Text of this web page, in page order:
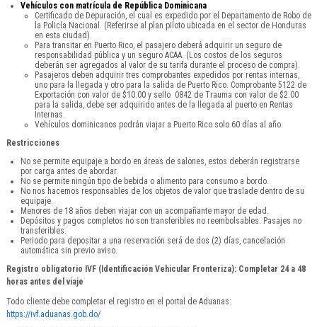
Vehículos con matrícula de República Dominicana
Certificado de Depuración, el cual es expedido por el Departamento de Robo de
la Policía Nacional. (Referirse al plan piloto ubicada en el sector de Honduras
en esta ciudad).
Para transitar en Puerto Rico, el pasajero deberá adquirir un seguro de
responsabilidad pública y un seguro ACAA. (Los costos de los seguros
deberán ser agregados al valor de su tarifa durante el proceso de compra).
Pasajeros deben adquirir tres comprobantes expedidos por rentas internas,
uno para la llegada y otro para la salida de Puerto Rico. Comprobante 5122 de
Exportación con valor de $10.00 y sello 0842 de Trauma con valor de $2.00
para la salida, debe ser adquirido antes de la llegada al puerto en Rentas
Internas.
Vehículos dominicanos podrán viajar a Puerto Rico solo 60 días al año.
Restricciones
No se permite equipaje a bordo en áreas de salones, estos deberán registrarse
por carga antes de abordar.
No se permite ningún tipo de bebida o alimento para consumo a bordo.
No nos hacemos responsables de los objetos de valor que traslade dentro de su
equipaje.
Menores de 18 años deben viajar con un acompañante mayor de edad.
Depósitos y pagos completos no son transferibles no reembolsables. Pasajes no
transferibles.
Periodo para depositar a una reservación será de dos (2) días, cancelación
automática sin previo aviso.
Registro obligatorio IVF (Identificación Vehicular Fronteriza): Completar 24 a 48
horas antes del viaje
Todo cliente debe completar el registro en el portal de Aduanas:
https://ivf.aduanas.gob.do/